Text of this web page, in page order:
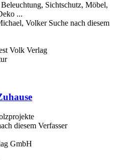
Sichtschutz, Möbel,
...
Volker Suche nach diesem
Volk Verlag
diesem Verfasser
GmbH